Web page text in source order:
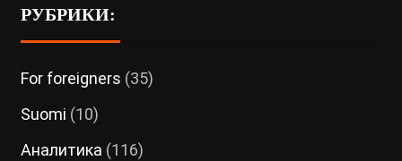
РУБРИКИ:
For foreigners (35)
Suomi (10)
Аналитика (116)